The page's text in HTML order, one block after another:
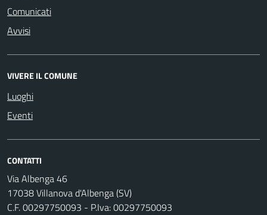
Comunicati
Avvisi
VIVERE IL COMUNE
Luoghi
Eventi
CONTATTI
Via Albenga 46
17038 Villanova d'Albenga (SV)
C.F. 00297750093 - P.Iva: 00297750093